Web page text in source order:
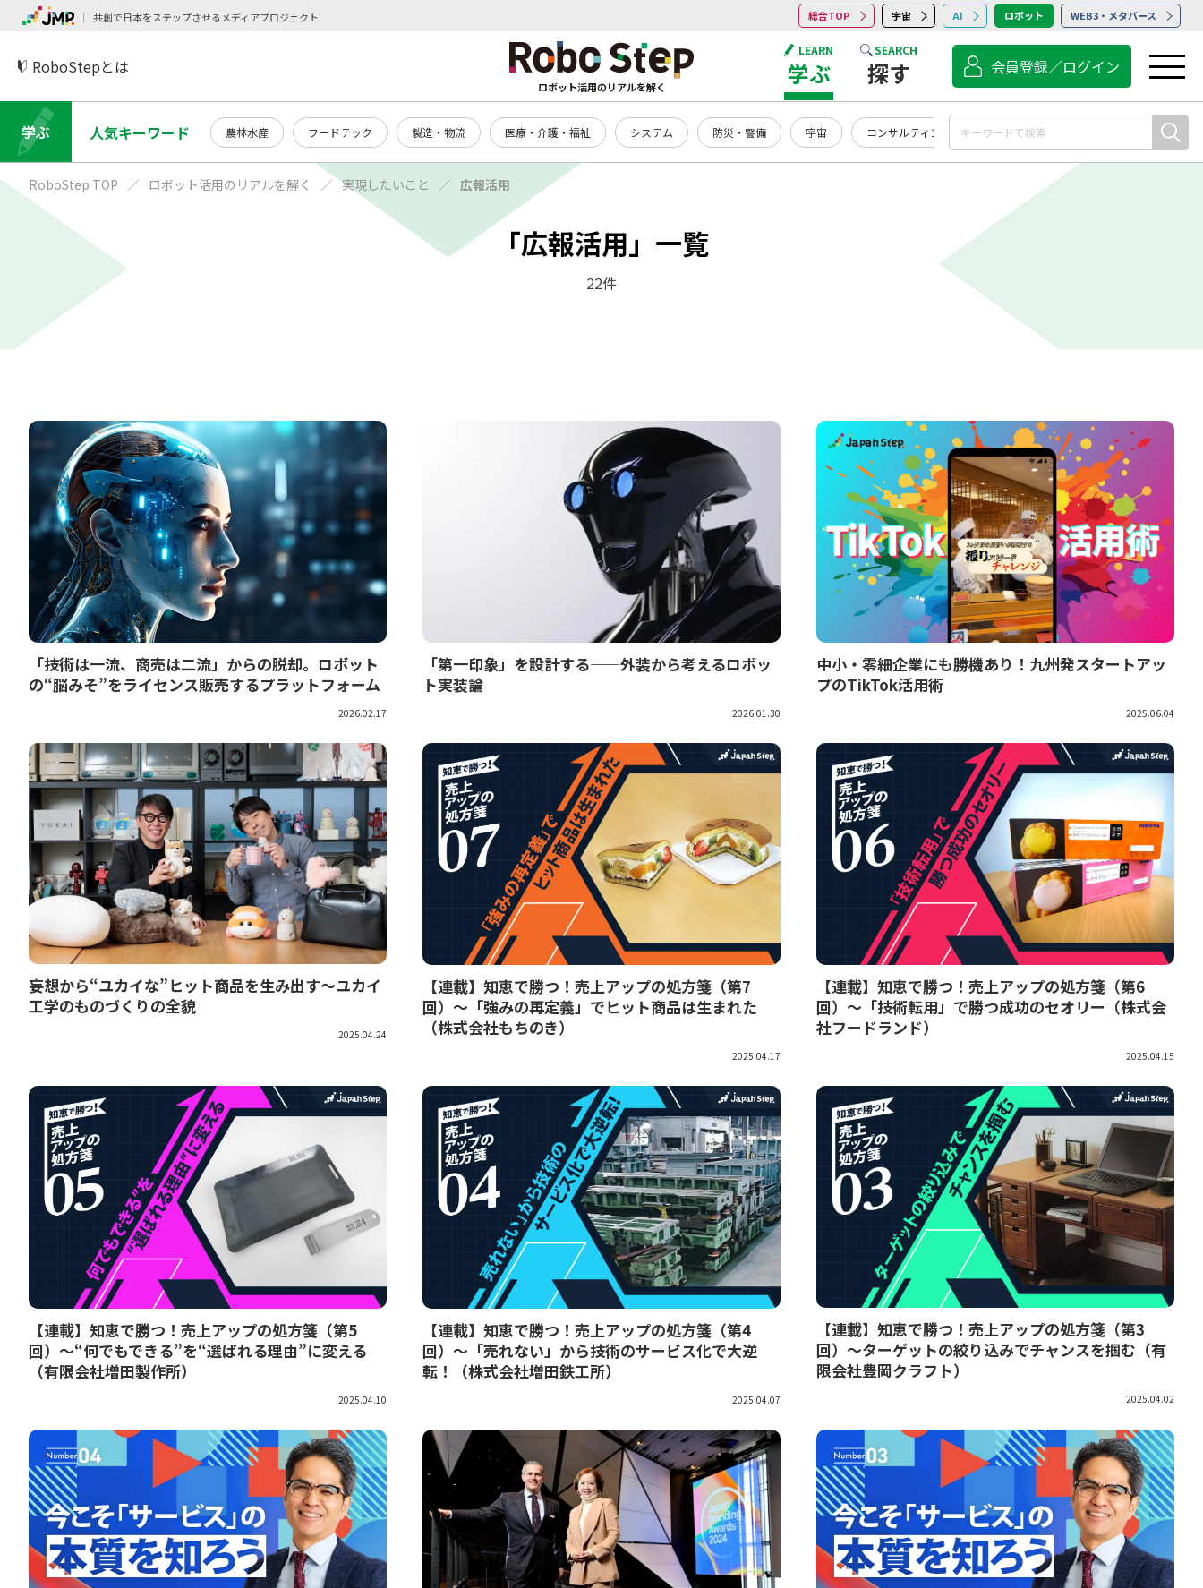
共創で日本をステップさせるメディアプロジェクト 総合TOP 宇宙 AI ロボット WEB3・メタバース
ロボット活用のリアルを解く
RoboStepとは
LEARN
学ぶ
SEARCH
探す 会員登録／ログイン
学ぶ 人気キーワード 農林水産 フードテック 製造・物流 医療・介護・福祉 システム 防災・警備 宇宙 コンサルティング 点検・保守・清掃
RoboStep TOP ロボット活用のリアルを解く 実現したいこと 広報活用
「広報活用」一覧
22件
「技術は一流、商売は二流」からの脱却。ロボット
の“脳みそ”をライセンス販売するプラットフォーム
2026.02.17
「第一印象」を設計する——外装から考えるロボッ
ト実装論
2026.01.30
中小・零細企業にも勝機あり！九州発スタートアッ
プのTikTok活用術
2025.06.04
妄想から“ユカイな”ヒット商品を生み出す～ユカイ
工学のものづくりの全貌
2025.04.24
【連載】知恵で勝つ！売上アップの処方箋（第7
回）～「強みの再定義」でヒット商品は生まれた
（株式会社もちのき）
2025.04.17
【連載】知恵で勝つ！売上アップの処方箋（第6
回）～「技術転用」で勝つ成功のセオリー（株式会
社フードランド）
2025.04.15
【連載】知恵で勝つ！売上アップの処方箋（第5
回）～“何でもできる”を“選ばれる理由”に変える
（有限会社増田製作所）
2025.04.10
【連載】知恵で勝つ！売上アップの処方箋（第4
回）～「売れない」から技術のサービス化で大逆
転！（株式会社増田鉄工所）
2025.04.07
【連載】知恵で勝つ！売上アップの処方箋（第3
回）～ターゲットの絞り込みでチャンスを掴む（有
限会社豊岡クラフト）
2025.04.02